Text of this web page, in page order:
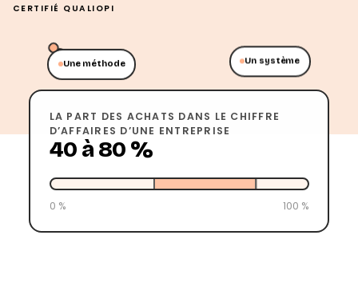
CERTIFIÉ QUALIOPI
Une méthode Un système
LA PART DES ACHATS DANS LE CHIFFRE
D’AFFAIRES D’UNE ENTREPRISE
40 à 80 %
0 % 100 %